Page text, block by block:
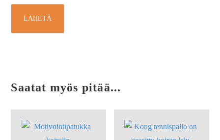
Saatat myös pitää...